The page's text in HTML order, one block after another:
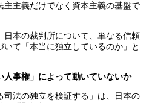
主主義だけでなく資本主義の基盤で
日本の裁判所について、単なる信頼
て「本当に独立しているのか」と
事権」によって動いていないか
司法の独立を検証する」は、日本の